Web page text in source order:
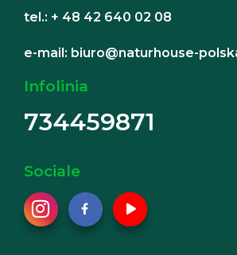
tel.: + 48 42 640 02 08
e-mail: biuro@naturhouse-
Infolinia
734459871
Sociale